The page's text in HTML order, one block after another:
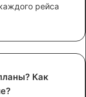
рейса
Как